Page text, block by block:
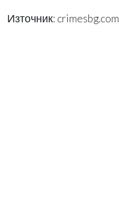
Източник: crimesbg.com